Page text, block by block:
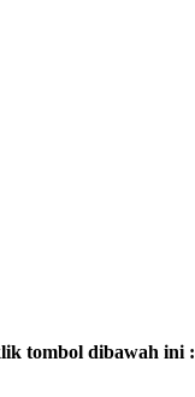
tombol dibawah ini :